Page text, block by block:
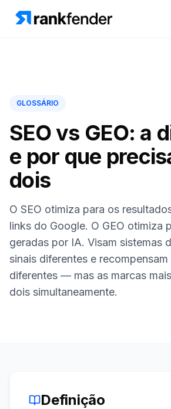
Plataforma
MONITORIZAR
RAIVE
Rastreamento
de
concorrentes
de
palavras-
Soluções
Recursos
Ferramentas
Preços
Agendar
demo
GLOSSÁRIO
SEO vs GEO: a
e por que
dois
O SEO otimiza para os
links do Google. O GEO otimiza
geradas por IA. Visam sistemas
sinais diferentes e
diferentes — mas as marcas
dois simultaneamente.
Definição